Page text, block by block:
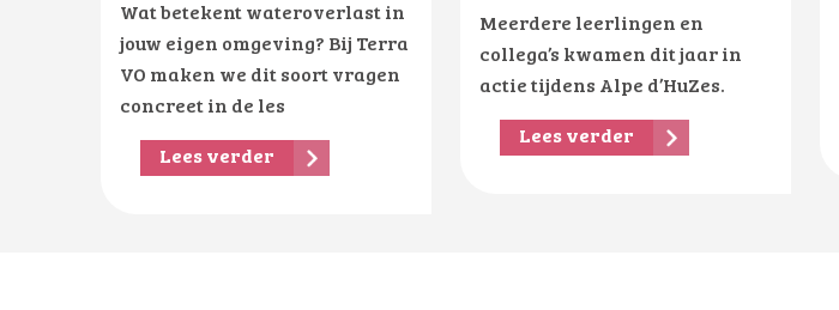
Wat betekent wateroverlast in
jouw eigen omgeving? Bij Terra
VO maken we dit soort vragen
concreet in de les
Lees verder
Meerdere leerlingen en
collega’s kwamen dit jaar in
actie tijdens Alpe d’HuZes.
Lees verder